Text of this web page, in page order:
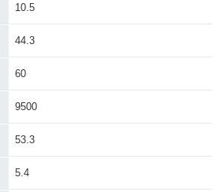
10.5
44.3
60
9500
53.3
5.4